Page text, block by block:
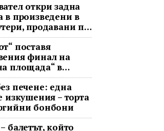
откри задна
в произведени в
продавани по
поставя
финал на
площада“ в
печене: една
изкушения – торта
бонбони
балетът, който